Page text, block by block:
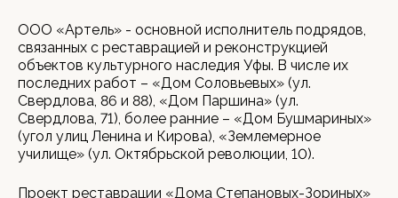
ООО «Артель» - основной исполнитель подрядов,
связанных с реставрацией и реконструкцией
объектов культурного наследия Уфы. В числе их
последних работ – «Дом Соловьевых» (ул.
Свердлова, 86 и 88), «Дом Паршина» (ул.
Свердлова, 71), более ранние – «Дом Бушмариных»
(угол улиц Ленина и Кирова), «Землемерное
училище» (ул. Октябрьской революции, 10).
Проект реставрации «Дома Степановых-Зориных»